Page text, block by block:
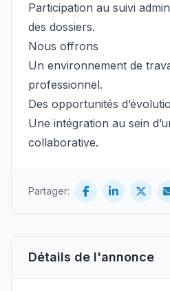
Détails de l'annonce
Participation au suivi
des dossiers.
Nous offrons
Un environnement de
professionnel.
Des opportunités
Une intégration au sein
collaborative.
Partager: